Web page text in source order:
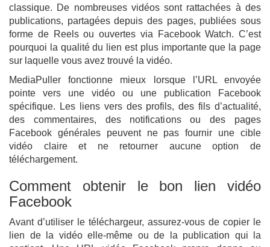
classique. De nombreuses vidéos sont rattachées à des
publications, partagées depuis des pages, publiées sous
forme de Reels ou ouvertes via Facebook Watch. C’est
pourquoi la qualité du lien est plus importante que la page
sur laquelle vous avez trouvé la vidéo.
MediaPuller fonctionne mieux lorsque l’URL envoyée
pointe vers une vidéo ou une publication Facebook
spécifique. Les liens vers des profils, des fils d’actualité,
des commentaires, des notifications ou des pages
Facebook générales peuvent ne pas fournir une cible
vidéo claire et ne retourner aucune option de
téléchargement.
Comment obtenir le bon lien vidéo
Facebook
Avant d’utiliser le téléchargeur, assurez-vous de copier le
lien de la vidéo elle-même ou de la publication qui la